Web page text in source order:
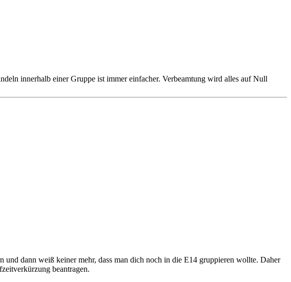
innerhalb einer Gruppe ist immer einfacher. Verbeamtung wird alles auf Null
dann weiß keiner mehr, dass man dich noch in die E14 gruppieren wollte. Daher
beantragen.